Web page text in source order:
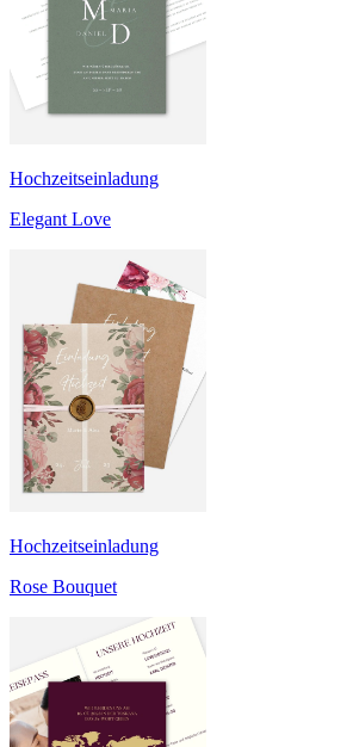
Hochzeitseinladung
Elegant Love
Hochzeitseinladung
Rose Bouquet